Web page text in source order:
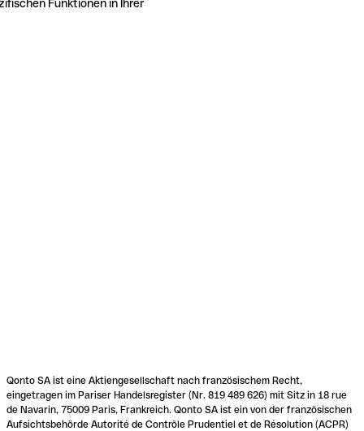
Funktionen in Ihrer
Qonto SA ist eine Aktiengesellschaft nach französischem Recht,
eingetragen im Pariser Handelsregister (Nr. 819 489 626) mit Sitz in 18 rue
de Navarin, 75009 Paris, Frankreich. Qonto SA ist ein von der französischen
Aufsichtsbehörde Autorité de Contrôle Prudentiel et de Résolution (ACPR)